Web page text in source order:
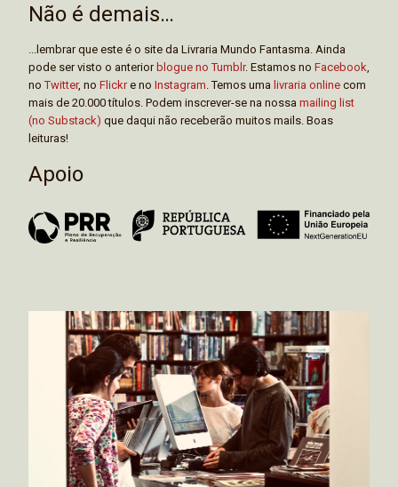
Não é demais…
...lembrar que este é o site da Livraria Mundo Fantasma. Ainda
pode ser visto o anterior blogue no Tumblr. Estamos no Facebook
noTwitter, no Flickre no Instagram . Temos uma livraria online com
mais de 20.000 títulos. Podem inscrever-se na nossa mailing list
(no Substack) que daqui não receberão muitos mails. Boas
leituras!
Apoio